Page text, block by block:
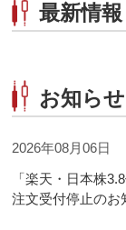
最新情報
お知らせ
2026年08月06日
「楽天・日本株
注文受付停止のお